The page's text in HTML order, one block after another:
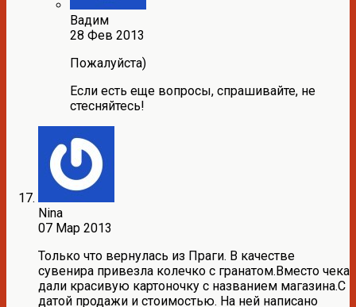
Вадим
28 Фев 2013
Пожалуйста)
Если есть еще вопросы, спрашивайте, не
стесняйтесь!
Nina
07 Мар 2013
Только что вернулась из Праги. В качестве
сувенира привезла колечко с гранатом.Вместо чека
дали красивую картоночку с названием магазина.С
датой продажи и стоимостью. На ней написано